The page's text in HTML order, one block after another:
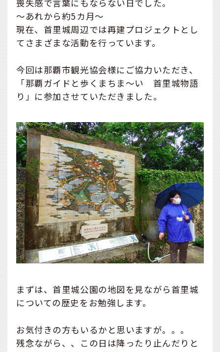
喪失感で言葉にもならない日でした。
～あれから約5カ月～
現在、首里城周辺では再建プロジェクトとし
てさまざまな活動を行っています。
今回は那覇市観光協会様にご協力いただき、
「那覇ガイドと歩くまちま～い 首里城物語
り」に参加させていただきました。
まずは、首里城公園の地図を見ながら首里城
についての歴史をお勉強します。
お気付きの方もいるかと思いますが。。。
残念ながら、、この日は降ったり止んだりと